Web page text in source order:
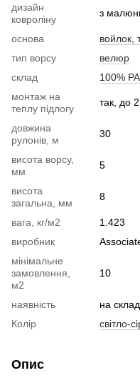
дизайн
ковроліну
з
основа
войлок,
тип ворсу
велюр
склад
100%
монтаж на
теплу підлогу
так, до
довжина
рулонів, м
30
висота ворсу,
мм
5
висота
загальна, мм
8
вага, кг/м2
1.423
виробник
мінімальне
замовлення,
м2
10
наявність
на
Колір
світло-
Опис